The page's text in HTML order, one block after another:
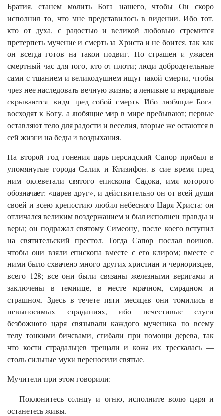
Братия, станем молить Бога нашего, чтобы Он скоро
исполнил то, что мне представилось в видении. Ибо тот,
кто от духа, с радостью и великой любовью стремится
претерпеть мучение и смерть за Христа и не боится, так как
он всегда готов на такой подвиг. Но страшен и ужасен
смертный час для того, кто от плоти; люди добродетельные
сами с тщанием и великодушием ищут такой смерти, чтобы
чрез нее наследовать вечную жизнь; а ленивые и нерадивые
скрываются, видя пред собой смерть. Ибо любящие Бога,
восходят к Богу, а любящие мир в мире пребывают; первые
оставляют тело для радости и веселия, вторые же остаются в
сей жизни на беды и воздыхания.
На второй год гонения царь персидский Сапор прибыл в
упомянутые города Салик и Ктизифон; в сие время пред
ним оклеветали святого епископа Садока, имя которого
обозначает: «царев друг», и действительно он от всей души
своей и всею крепостию любил небесного Царя-Христа: он
отличался великим воздержанием и был исполнен правды и
веры; он подражал святому Симеону, после коего вступил
на святительский престол. Тогда Сапор послал воинов,
чтобы они взяли епископа вместе с его клиром; вместе с
ними было схвачено много других христиан и черноризцев,
всего 128; все они были связаны железными веригами и
заключены в темнице, в месте мрачном, смрадном и
страшном. Здесь в течете пяти месяцев они томились в
невыносимых страданиях, ибо нечестивые слуги
безбожного царя связывали каждого мученика по всему
телу тонкими бичевами, сгибали при помощи дерева, так
что кости страдальцев трещали и кожа их трескалась —
столь сильные муки переносили святые.
Мучители при этом говорили:
— Поклонитесь солнцу и огню, исполните волю царя и
оста­нетесь живы.